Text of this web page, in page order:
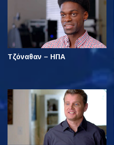
Τζόναθαν – ΗΠΑ